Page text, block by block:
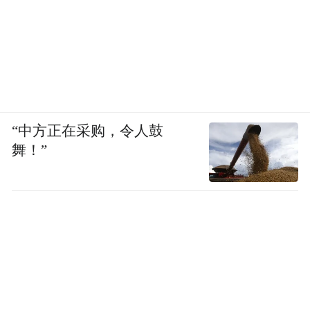
“中方正在采购，令人鼓
舞！”